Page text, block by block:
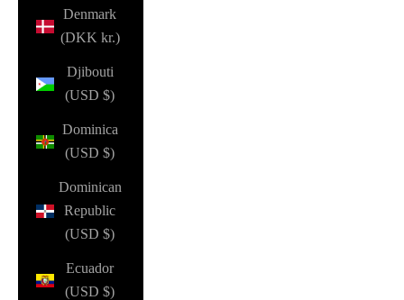
Denmark
(DKK kr.)
Djibouti
(USD $)
Dominica
(USD $)
Dominican
Republic
(USD $)
Ecuador
(USD $)